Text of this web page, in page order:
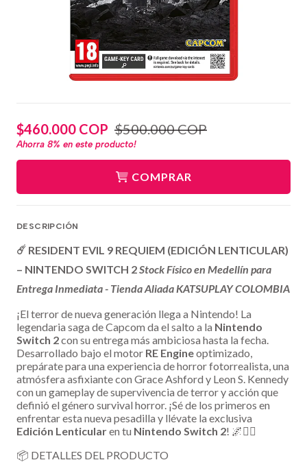
$460.000 COP $500.000 COP
Ahorra 8% en este producto!
COMPRAR
DESCRIPCIÓN
☄️ RESIDENT EVIL 9 REQUIEM (EDICIÓN LENTICULAR)
– NINTENDO SWITCH 2Stock Físico en Medellín para
Entrega Inmediata - Tienda Aliada KATSUPLAY COLOMBIA
¡El terror de nueva generación llega a Nintendo! La
legendaria saga de Capcom da el salto a la Nintendo
Switch 2con su entrega más ambiciosa hasta la fecha.
Desarrollado bajo el motor RE Engineoptimizado,
prepárate para una experiencia de horror fotorrealista, una
atmósfera asfixiante con Grace Ashford y Leon S. Kennedy
con un gameplay de supervivencia de terror y acción que
definió el género survival horror. ¡Sé de los primeros en
enfrentar esta nueva pesadilla y llévate la exclusiva
Edición Lenticularen tu Nintendo Switch 2! 🌌🧟‍♂️
📦 DETALLES DEL PRODUCTO